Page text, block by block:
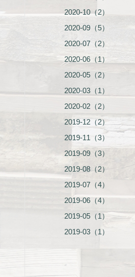
2020-10（2）
2020-09（5）
2020-07（2）
2020-06（1）
2020-05（2）
2020-03（1）
2020-02（2）
2019-12（2）
2019-11（3）
2019-09（3）
2019-08（2）
2019-07（4）
2019-06（4）
2019-05（1）
2019-03（1）